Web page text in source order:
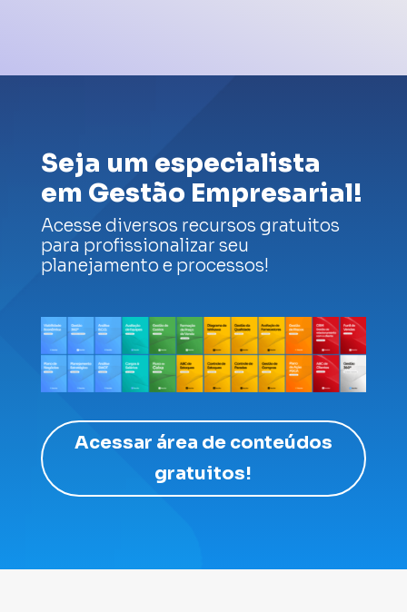
Seja um especialista
em Gestão Empresarial!
Acesse diversos recursos gratuitos
para profissionalizar seu
planejamento e processos!
Acessar área de conteúdos
gratuitos!